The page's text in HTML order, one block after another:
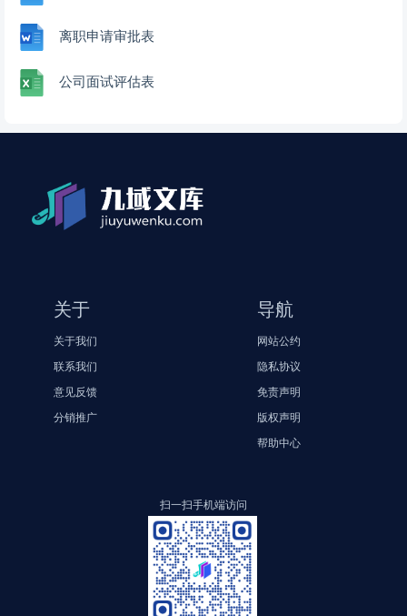
离职申请审批表
公司面试评估表
关于
关于我们
联系我们
意见反馈
分销推广
导航
网站公约
隐私协议
免责声明
版权声明
帮助中心
扫一扫手机端访问